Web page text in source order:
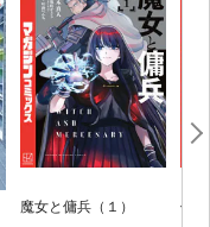
魔女と傭兵（１）
信